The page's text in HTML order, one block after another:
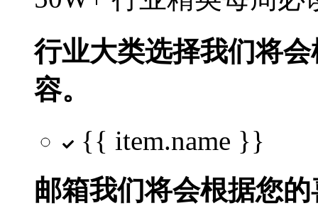
行业大类选择我们将
容。
{{ item.name }}
邮箱我们将会根据您